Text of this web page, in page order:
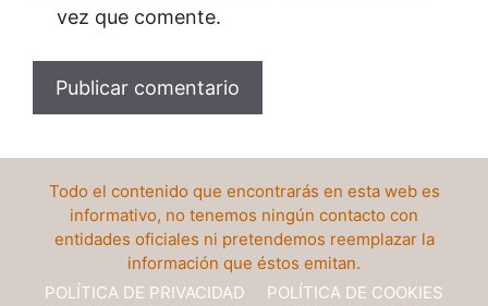
vez que comente.
Todo el contenido que encontrarás en esta web es
informativo, no tenemos ningún contacto con
entidades oficiales ni pretendemos reemplazar la
información que éstos emitan.
POLÍTICA DE PRIVACIDAD
POLÍTICA DE COOKIES